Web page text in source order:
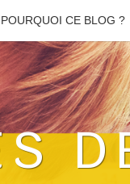
POURQUOI CE BLOG ?